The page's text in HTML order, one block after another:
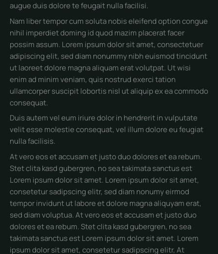
augue duis dolore te feugait nulla facilisi.
Nam liber tempor cum soluta nobis eleifend option congue
nihil imperdiet doming id quod mazim placerat facer
possim assum. Lorem ipsum dolor sit amet, consectetuer
adipiscing elit, sed diam nonummy nibh euismod tincidunt
ut laoreet dolore magna aliquam erat volutpat. Ut wisi
enim ad minim veniam, quis nostrud exerci tation
ullamcorper suscipit lobortis nisl ut aliquip ex ea commodo
consequat.
Duis autem vel eum iriure dolor in hendrerit in vulputate
velit esse molestie consequat, vel illum dolore eu feugiat
nulla facilisis.
At vero eos et accusam et justo duo dolores et ea rebum.
Stet clita kasd gubergren, no sea takimata sanctus est
Lorem ipsum dolor sit amet. Lorem ipsum dolor sit amet,
consetetur sadipscing elitr, sed diam nonumy eirmod
tempor invidunt ut labore et dolore magna aliquyam erat,
sed diam voluptua. At vero eos et accusam et justo duo
dolores et ea rebum. Stet clita kasd gubergren, no sea
takimata sanctus est Lorem ipsum dolor sit amet. Lorem
ipsum dolor sit amet, consetetur sadipscing elitr, At